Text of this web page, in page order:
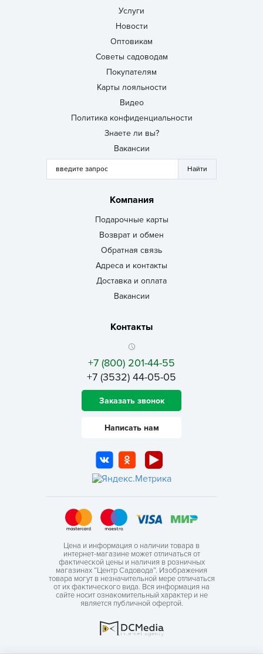
Услуги
Новости
Оптовикам
Советы садоводам
Покупателям
Карты лояльности
Видео
Политика конфиденциальности
Знаете ли вы?
Вакансии
Компания
Подарочные карты
Возврат и обмен
Обратная связь
Адреса и контакты
Доставка и оплата
Вакансии
Контакты
+7 (800) 201-44-55
+7 (3532) 44-05-05
Заказать звонок
Написать нам
Цена и информация о наличии товара в
интернет-магазине может отличаться от
фактической цены и наличия в розничных
магазинах “Центр Садовода”. Изображения
товара могут в незначительной мере отличаться
от их фактического вида. Вся информация на
сайте носит ознакомительный характер и не
является публичной офертой.